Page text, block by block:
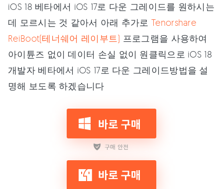
iOS 18 베타에서 iOS 17로 다운 그레이드를 원하시는
데 모르시는 것 같아서 아래 추가로 Tenorshare
ReiBoot(테너쉐어 레이부트) 프로그램을 사용하여
아이튠즈 없이 데이터 손실 없이 원클릭으로 iOS 18
개발자 베타에서 iOS 17로 다운 그레이드방법을 설
명해 보도록 하겠습니다